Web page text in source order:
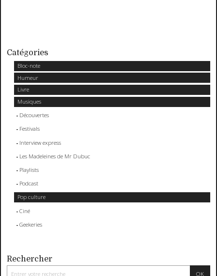
Catégories
Bloc-note
Humeur
Livre
Musiques
Découvertes
Festivals
Interview express
Les Madeleines de Mr Dubuc
Playlists
Podcast
Pop culture
Ciné
Geekeries
Rechercher